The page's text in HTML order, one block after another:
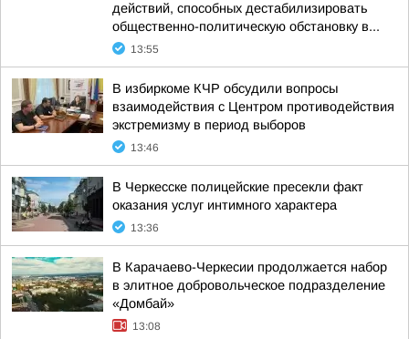
действий, способных дестабилизировать
общественно-политическую обстановку в...
13:55
В избиркоме КЧР обсудили вопросы
взаимодействия с Центром противодействия
экстремизму в период выборов
13:46
В Черкесске полицейские пресекли факт
оказания услуг интимного характера
13:36
В Карачаево-Черкесии продолжается набор
в элитное добровольческое подразделение
«Домбай»
13:08